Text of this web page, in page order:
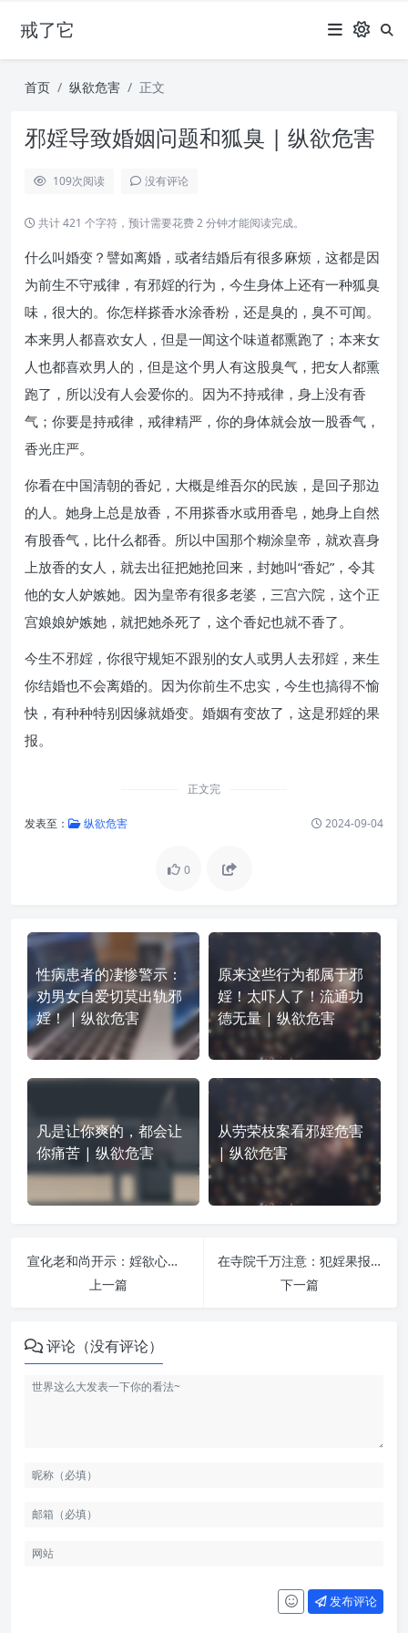
戒了它
首页 纵欲危害 正文
邪婬导致婚姻问题和狐臭 | 纵欲危害
109次阅读 没有评论
共计 421 个字符，预计需要花费 2 分钟才能阅读完成。
什么叫婚变？譬如离婚，或者结婚后有很多麻烦，这都是因
为前生不守戒律，有邪婬的行为，今生身体上还有一种狐臭
味，很大的。你怎样搽香水涂香粉，还是臭的，臭不可闻。
本来男人都喜欢女人，但是一闻这个味道都熏跑了；本来女
人也都喜欢男人的，但是这个男人有这股臭气，把女人都熏
跑了，所以没有人会爱你的。因为不持戒律，身上没有香
气；你要是持戒律，戒律精严，你的身体就会放一股香气，
香光庄严。
你看在中国清朝的香妃，大概是维吾尔的民族，是回子那边
的人。她身上总是放香，不用搽香水或用香皂，她身上自然
有股香气，比什么都香。所以中国那个糊涂皇帝，就欢喜身
上放香的女人，就去出征把她抢回来，封她叫“香妃”，令其
他的女人妒嫉她。因为皇帝有很多老婆，三宫六院，这个正
宫娘娘妒嫉她，就把她杀死了，这个香妃也就不香了。
今生不邪婬，你很守规矩不跟别的女人或男人去邪婬，来生
你结婚也不会离婚的。因为你前生不忠实，今生也搞得不愉
快，有种种特别因缘就婚变。婚姻有变故了，这是邪婬的果
报。
正文完
发表至： 纵欲危害 2024-09-04
0
性病患者的凄惨警示：
劝男女自爱切莫出轨邪
婬！ | 纵欲危害
原来这些行为都属于邪
婬！太吓人了！流通功
德无量 | 纵欲危害
凡是让你爽的，都会让
你痛苦 | 纵欲危害
从劳荣枝案看邪婬危害
| 纵欲危害
宣化老和尚开示：婬欲心重要多念这个咒 | 纵欲危害
上一篇
在寺院千万注意：犯婬果报惨烈 | 纵欲危害
下一篇
评论（没有评论）
发布评论